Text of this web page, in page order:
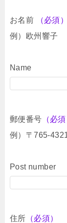
お名前
（必須）
例）欧州響子
Name
郵便番号 （必須
例）〒765-
Post number
住所 （必須）